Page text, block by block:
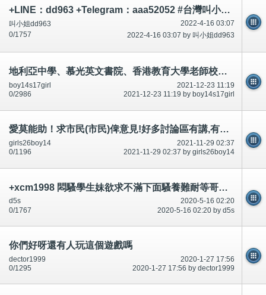
+LINE：dd963 +Telegram：aaa52052 #台灣叫小姐 #台中叫小姐 #台北叫小姐 #高雄叫小姐 #新竹叫小姐 #台南叫小姐 #彰化叫小
2022-4-16 03:07
叫小姐dd963
2022-4-16 03:07 by 叫小姐dd963
0/1757
地利亞中學、慕光英文書院、香港教育大學老師校長讚成男女學生(穿著褲、校裙不用穿著內褲底褲)相片-公開
2021-12-23 11:19
boy14s17girl
2021-12-23 11:19 by boy14s17girl
0/2986
愛莫能助！求市民(市民)俾意見!好多討論區有講,有相片*公開
2021-11-29 02:37
girls26boy14
2021-11-29 02:37 by girls26boy14
0/1196
+xcm1998 悶騷學生妹欲求不滿下面騷養難耐等哥哥插她小穴穴
2020-5-16 02:20
d5s
2020-5-16 02:20 by d5s
0/1767
你們好呀還有人玩這個遊戲嗎
2020-1-27 17:56
dector1999
2020-1-27 17:56 by dector1999
0/1295